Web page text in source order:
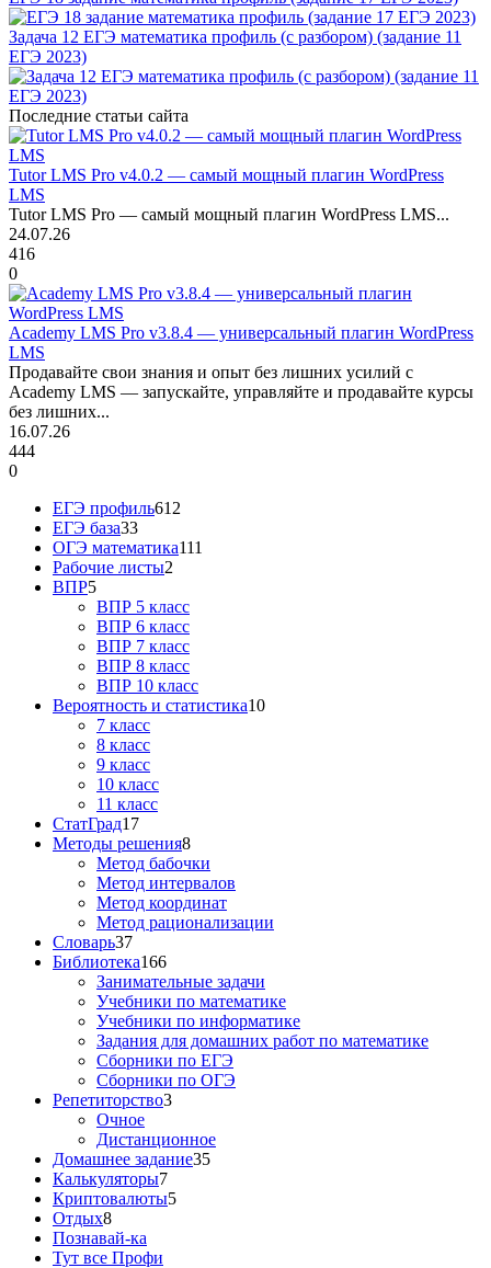
Задача 12 ЕГЭ математика профиль (с разбором) (задание 11
ЕГЭ 2023)
Последние статьи сайта
Tutor LMS Pro v4.0.2 — самый мощный плагин WordPress
LMS
Tutor LMS Pro — самый мощный плагин WordPress LMS...
24.07.26
416
0
Academy LMS Pro v3.8.4 — универсальный плагин WordPress
LMS
Продавайте свои знания и опыт без лишних усилий с
Academy LMS — запускайте, управляйте и продавайте курсы
без лишних...
16.07.26
444
0
ЕГЭ профиль612
ЕГЭ база33
ОГЭ математика111
Рабочие листы2
ВПР5
ВПР 5 класс
ВПР 6 класс
ВПР 7 класс
ВПР 8 класс
ВПР 10 класс
Вероятность и статистика10
7 класс
8 класс
9 класс
10 класс
11 класс
СтатГрад17
Методы решения8
Метод бабочки
Метод интервалов
Метод координат
Метод рационализации
Словарь37
Библиотека166
Занимательные задачи
Учебники по математике
Учебники по информатике
Задания для домашних работ по математике
Сборники по ЕГЭ
Сборники по ОГЭ
Репетиторство3
Очное
Дистанционное
Домашнее задание35
Калькуляторы7
Криптовалюты5
Отдых8
Познавай-ка
Тут все Профи